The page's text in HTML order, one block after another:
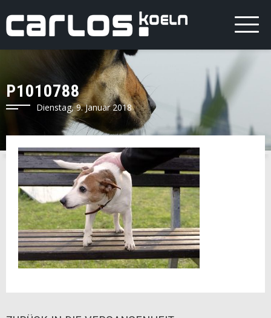
P1010788
Dienstag, 9. Januar 2018